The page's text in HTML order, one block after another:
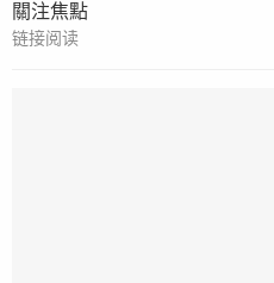
關注焦點
链接阅读